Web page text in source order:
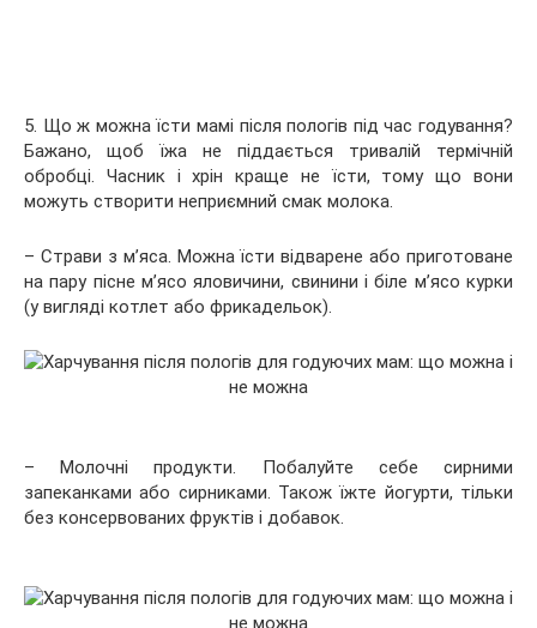
5. Що ж можна їсти мамі після пологів під час годування?
Бажано, щоб їжа не піддається тривалій термічній
обробці. Часник і хрін краще не їсти, тому що вони
можуть створити неприємний смак молока.
– Страви з м’яса. Можна їсти відварене або приготоване
на пару пісне м’ясо яловичини, свинини і біле м’ясо курки
(у вигляді котлет або фрикадельок).
– Молочні продукти. Побалуйте себе сирними
запеканками або сирниками. Також їжте йогурти, тільки
без консервованих фруктів і добавок.